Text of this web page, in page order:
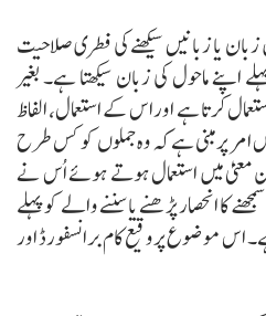
یا زبانیں سیکھنے کی فطری صلاحیت
ماحول کی زبان سیکھتا ہے۔ بغیر
کرتا ہے اوراس کے استعمال، الفاظ
امر پرمبنی ہے کہ وہ جملوں کو کس طرح
کن معنیٰ میں استعمال ہوتے ہوئے اُس نے
کا انحصار پڑھنے یا سننے والے کو پہلے
موضوع پروقیع کام برانسفورڈ اور